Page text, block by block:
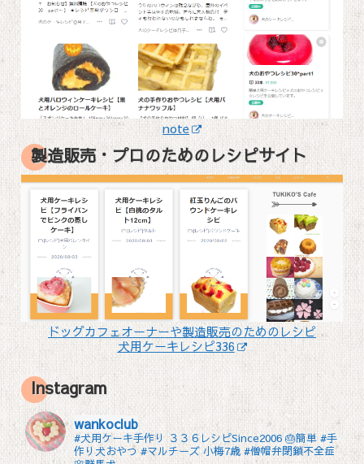
note
製造販売・プロのためのレシピサイト
ドッグカフェオーナーや製造販売のためのレシピ
犬用ケーキレシピ336
Instagram
wankoclub
#犬用ケーキ手作り ３３６レシピSince2006 🎂簡単 #手
作り犬おやつ#マルチーズ 小梅7歳 #僧帽弁閉鎖不全症